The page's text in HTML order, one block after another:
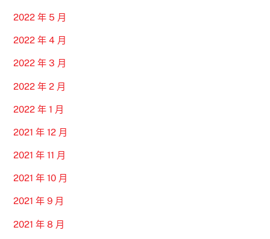
2022 年 5 月
2022 年 4 月
2022 年 3 月
2022 年 2 月
2022 年 1 月
2021 年 12 月
2021 年 11 月
2021 年 10 月
2021 年 9 月
2021 年 8 月